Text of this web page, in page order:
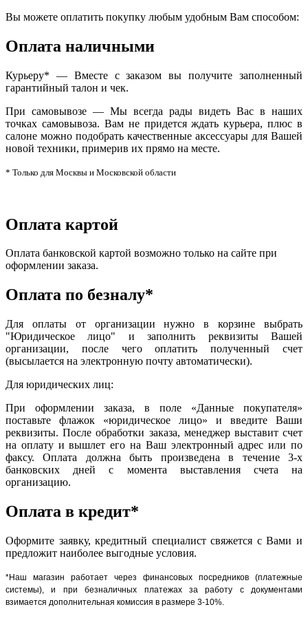
Вы можете оплатить покупку любым удобным Вам способом:
Оплата наличными
Курьеру* — Вместе с заказом вы получите заполненный
гарантийный талон и чек.
При самовывозе — Мы всегда рады видеть Вас в наших
точках самовывоза. Вам не придется ждать курьера, плюс в
салоне можно подобрать качественные аксессуары для Вашей
новой техники, примерив их прямо на месте.
* Только для Москвы и Московской области
Оплата картой
Оплата банковской картой возможно только на сайте при
оформлении заказа.
Оплата по безналу*
Для оплаты от организации нужно в корзине выбрать
"Юридическое лицо" и заполнить реквизиты Вашей
организации, после чего оплатить полученный счет
(высылается на электронную почту автоматически).
Для юридических лиц:
При оформлении заказа, в поле «Данные покупателя»
поставьте флажок «юридическое лицо» и введите Ваши
реквизиты. После обработки заказа, менеджер выставит счет
на оплату и вышлет его на Ваш электронный адрес или по
факсу. Оплата должна быть произведена в течение 3-х
банковских дней с момента выставления счета на
организацию.
Оплата в кредит*
Оформите заявку, кредитный специалист свяжется с Вами и
предложит наиболее выгодные условия.
*Наш магазин работает через финансовых посредников (платежные
системы), и при безналичных платежах за работу с документами
взимается дополнительная комиссия в размере 3-10%.